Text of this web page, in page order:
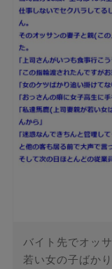
バイト先でオッ
若い女の子ばか